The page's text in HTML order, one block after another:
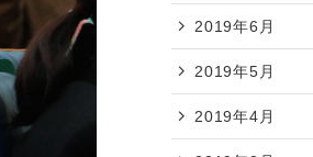
2019年6月
2019年5月
2019年4月